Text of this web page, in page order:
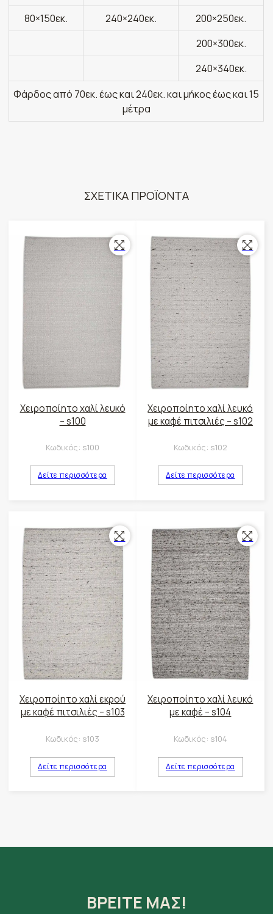
80×150εκ. 240×240εκ.
200×250εκ.
200×300εκ.
240×340εκ.
Φάρδος από 70εκ. έως και 240εκ. και μήκος έως και 15
μέτρα
ΣΧΕΤΙΚΑ ΠΡΟΪΟΝΤΑ
Χειροποίητο χαλί λευκό
– s100
Κωδικός: s100
Δείτε περισσότερα
Χειροποίητο χαλί λευκό
με καφέ πιτσιλιές – s102
Κωδικός: s102
Δείτε περισσότερα
Χειροποίητο χαλί εκρού
με καφέ πιτσιλιές – s103
Κωδικός: s103
Δείτε περισσότερα
Χειροποίητο χαλί λευκό
με καφέ – s104
Κωδικός: s104
Δείτε περισσότερα
ΒΡΕΙΤΕ ΜΑΣ!